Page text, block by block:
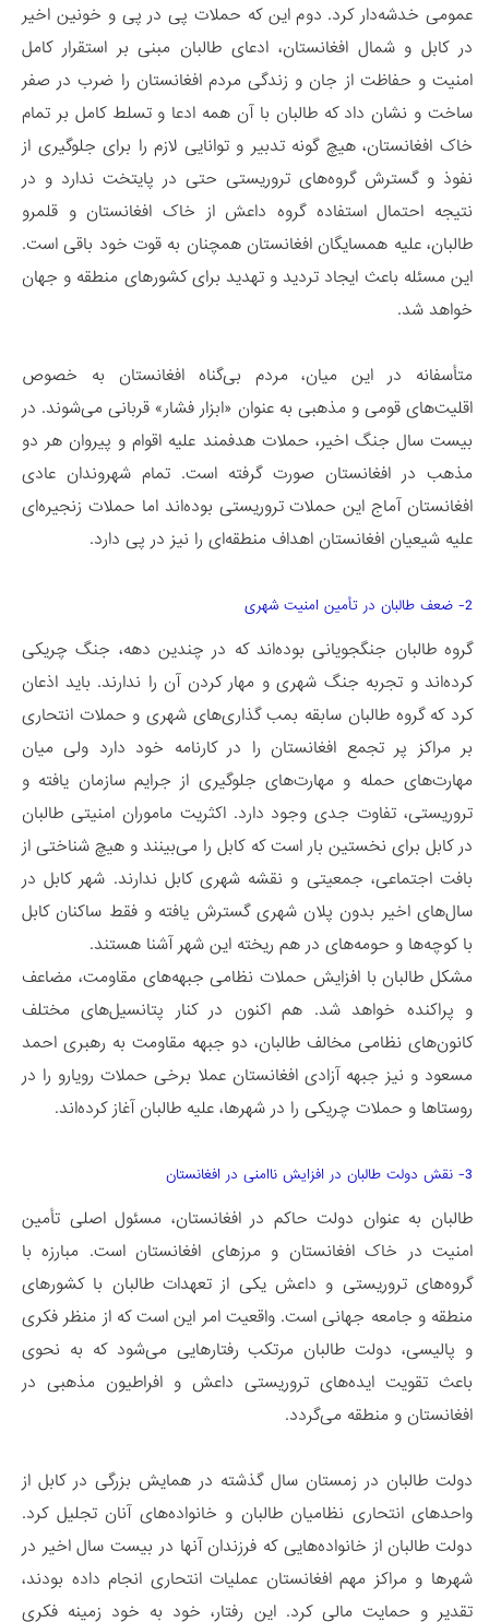
عمومی خدشه‌دار کرد. دوم این که حملات پی در پی و خونین اخیر
در کابل و شمال افغانستان، ادعای طالبان مبنی بر استقرار کامل
امنیت و حفاظت از جان و زندگی مردم افغانستان را ضرب در صفر
ساخت و نشان داد که طالبان با آن همه ادعا و تسلط کامل بر تمام
خاک افغانستان، هیچ گونه تدبیر و توانایی لازم را برای جلوگیری از
نفوذ و گسترش گروه‌های تروریستی حتی در پایتخت ندارد و در
نتیجه احتمال استفاده گروه داعش از خاک افغانستان و قلمرو
طالبان، علیه همسایگان افغانستان همچنان به قوت خود باقی است.
این مسئله باعث ایجاد تردید و تهدید برای کشورهای منطقه و جهان
خواهد شد.
متأسفانه در این میان، مردم بی‌گناه افغانستان به خصوص
اقلیت‌های قومی و مذهبی به عنوان «ابزار فشار» قربانی می‌شوند. در
بیست سال جنگ اخیر، حملات هدفمند علیه اقوام و پیروان هر دو
مذهب در افغانستان صورت گرفته است. تمام شهروندان عادی
افغانستان آماج این حملات تروریستی بوده‌اند اما حملات زنجیره‌ای
علیه شیعیان افغانستان اهداف منطقه‌ای را نیز در پی دارد.
2- ضعف طالبان در تأمین امنیت شهری
گروه طالبان جنگجویانی بوده‌اند که در چندین دهه، جنگ چریکی
کرده‌اند و تجربه جنگ شهری و مهار کردن آن را ندارند. باید اذعان
کرد که گروه طالبان سابقه بمب گذاری‌های شهری و حملات انتحاری
بر مراکز پر تجمع افغانستان را در کارنامه خود دارد ولی میان
مهارت‌های حمله و مهارت‌های جلوگیری از جرایم سازمان یافته و
تروریستی، تفاوت جدی وجود دارد. اکثریت ماموران امنیتی طالبان
در کابل برای نخستین بار است که کابل را می‌بینند و هیچ شناختی از
بافت‌ اجتماعی، جمعیتی و نقشه شهری کابل ندارند. شهر کابل در
سال‌های اخیر بدون پلان شهری گسترش یافته و فقط ساکنان کابل
با کوچه‌ها و حومه‌های در هم ریخته این شهر آشنا هستند.
مشکل طالبان با افزایش حملات نظامی جبهه‌های مقاومت، مضاعف
و پراکنده خواهد شد. هم اکنون در کنار پتانسیل‌های مختلف
کانون‌های نظامی مخالف طالبان، دو جبهه مقاومت به رهبری احمد
مسعود و نیز جبهه آزادی افغانستان عملا برخی حملات رویارو را در
روستاها و حملات چریکی را در شهرها، علیه طالبان آغاز کرده‌اند.
3- نقش دولت طالبان در افزایش ناامنی در افغانستان
طالبان به عنوان دولت حاکم در افغانستان، مسئول اصلی تأمین
امنیت در خاک افغانستان و مرزهای افغانستان است. مبارزه با
گروه‌های تروریستی و داعش یکی از تعهدات طالبان با کشورهای
منطقه و جامعه جهانی است. واقعیت امر این است که از منظر فکری
و پالیسی‌، دولت طالبان مرتکب رفتارهایی می‌شود که به نحوی
باعث تقویت ایده‌های تروریستی داعش و افراطیون مذهبی در
افغانستان و منطقه می‌گردد.
دولت طالبان در زمستان سال گذشته در همایش بزرگی در کابل از
واحدهای انتحاری نظامیان طالبان و خانواده‌های آنان تجلیل کرد.
دولت طالبان از خانواده‌هایی که فرزندان آنها در بیست سال اخیر در
شهرها و مراکز مهم افغانستان عملیات انتحاری انجام داده بودند،
تقدیر و حمایت مالی کرد. این رفتار، خود به خود زمینه فکری